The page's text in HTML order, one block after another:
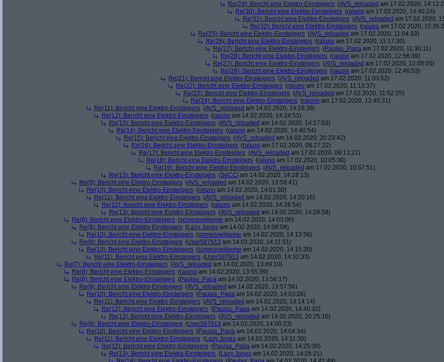
Re(29): Bericht eine Elektro-Einsteigers (AVS_reloaded am 17.02.2020,
Re(30): Bericht eine Elektro-Einsteigers (raiuno am 17.02.2020, 14:40:24)
Re(31): Bericht eine Elektro-Einsteigers (AVS_reloaded am 17.02.2020,
Re(32): Bericht eine Elektro-Einsteigers (raiuno am 17.02.2020,
Re(25): Bericht eine Elektro-Einsteigers (AVS_reloaded am 17.02.2020, 11:04:33)
Re(26): Bericht eine Elektro-Einsteigers (raiuno am 17.02.2020, 11:17:30)
Re(27): Bericht eine Elektro-Einsteigers (Paulas_Papa am 17.02.2020, 11:30:11)
Re(28): Bericht eine Elektro-Einsteigers (raiuno am 17.02.2020, 12:56:39)
Re(27): Bericht eine Elektro-Einsteigers (AVS_reloaded am 17.02.2020, 12:05:05)
Re(28): Bericht eine Elektro-Einsteigers (raiuno am 17.02.2020, 12:46:53)
Re(21): Bericht eine Elektro-Einsteigers (AVS_reloaded am 17.02.2020, 11:03:52)
Re(22): Bericht eine Elektro-Einsteigers (raiuno am 17.02.2020, 11:13:37)
Re(23): Bericht eine Elektro-Einsteigers (AVS_reloaded am 17.02.2020, 11:52:25)
Re(24): Bericht eine Elektro-Einsteigers (raiuno am 17.02.2020, 12:45:31)
Re(11): Bericht eine Elektro-Einsteigers (AVS_reloaded am 14.02.2020, 14:16:38)
Re(12): Bericht eine Elektro-Einsteigers (raiuno am 14.02.2020, 14:24:53)
Re(13): Bericht eine Elektro-Einsteigers (AVS_reloaded am 14.02.2020, 14:27:03)
Re(14): Bericht eine Elektro-Einsteigers (raiuno am 14.02.2020, 14:40:54)
Re(15): Bericht eine Elektro-Einsteigers (AVS_reloaded am 14.02.2020, 20:23:42)
Re(16): Bericht eine Elektro-Einsteigers (raiuno am 17.02.2020, 08:27:22)
Re(17): Bericht eine Elektro-Einsteigers (AVS_reloaded am 17.02.2020, 09:13:21)
Re(18): Bericht eine Elektro-Einsteigers (raiuno am 17.02.2020, 10:05:30)
Re(19): Bericht eine Elektro-Einsteigers (AVS_reloaded am 17.02.2020, 10:57:51)
Re(13): Bericht eine Elektro-Einsteigers (SeCCi am 14.02.2020, 14:28:13)
Re(9): Bericht eine Elektro-Einsteigers (AVS_reloaded am 14.02.2020, 13:56:41)
Re(10): Bericht eine Elektro-Einsteigers (raiuno am 14.02.2020, 14:01:30)
Re(11): Bericht eine Elektro-Einsteigers (AVS_reloaded am 14.02.2020, 14:20:16)
Re(12): Bericht eine Elektro-Einsteigers (raiuno am 14.02.2020, 14:26:54)
Re(13): Bericht eine Elektro-Einsteigers (AVS_reloaded am 14.02.2020, 14:28:58)
Re(8): Bericht eine Elektro-Einsteigers (someonelikeme am 14.02.2020, 14:03:06)
Re(9): Bericht eine Elektro-Einsteigers (Lazy Jones am 14.02.2020, 14:08:08)
Re(10): Bericht eine Elektro-Einsteigers (someonelikeme am 14.02.2020, 14:13:36)
Re(9): Bericht eine Elektro-Einsteigers (User587913 am 14.02.2020, 14:11:51)
Re(10): Bericht eine Elektro-Einsteigers (someonelikeme am 14.02.2020, 14:15:20)
Re(11): Bericht eine Elektro-Einsteigers (User587913 am 14.02.2020, 14:32:33)
Re(7): Bericht eine Elektro-Einsteigers (AVS_reloaded am 14.02.2020, 13:49:10)
Re(8): Bericht eine Elektro-Einsteigers (raiuno am 14.02.2020, 13:55:39)
Re(8): Bericht eine Elektro-Einsteigers (Paulas_Papa am 14.02.2020, 13:56:17)
Re(9): Bericht eine Elektro-Einsteigers (AVS_reloaded am 14.02.2020, 13:57:56)
Re(10): Bericht eine Elektro-Einsteigers (Paulas_Papa am 14.02.2020, 14:03:26)
Re(11): Bericht eine Elektro-Einsteigers (AVS_reloaded am 14.02.2020, 14:14:14)
Re(12): Bericht eine Elektro-Einsteigers (Paulas_Papa am 14.02.2020, 14:40:32)
Re(13): Bericht eine Elektro-Einsteigers (AVS_reloaded am 14.02.2020, 20:25:10)
Re(9): Bericht eine Elektro-Einsteigers (User587913 am 14.02.2020, 14:00:23)
Re(10): Bericht eine Elektro-Einsteigers (Paulas_Papa am 14.02.2020, 14:04:34)
Re(11): Bericht eine Elektro-Einsteigers (Lazy Jones am 14.02.2020, 14:11:30)
Re(12): Bericht eine Elektro-Einsteigers (Paulas_Papa am 14.02.2020, 14:25:30)
Re(13): Bericht eine Elektro-Einsteigers (Lazy Jones am 14.02.2020, 14:26:21)